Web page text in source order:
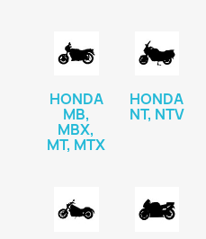
HONDA
MB,
MBX,
MT, MTX
HONDA
NT, NTV